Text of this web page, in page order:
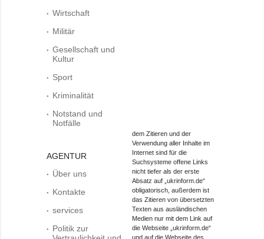
Wirtschaft
Militär
Gesellschaft und
Kultur
Sport
Kriminalität
Notstand und
Notfälle
AGENTUR
Über uns
Kontakte
services
Politik zur
dem Zitieren und der
Verwendung aller Inhalte im
Internet sind für die
Suchsysteme offene Links
nicht tiefer als der erste
Absatz auf „ukrinform.de“
obligatorisch, außerdem ist
das Zitieren von übersetzten
Texten aus ausländischen
Medien nur mit dem Link auf
die Webseite „ukrinform.de“
und auf die Webseite des